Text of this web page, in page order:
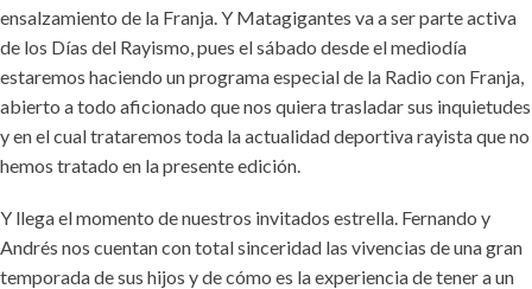
ensalzamiento de la Franja. Y Matagigantes va a ser parte activa
de los Días del Rayismo, pues el sábado desde el mediodía
estaremos haciendo un programa especial de la Radio con Franja,
abierto a todo aficionado que nos quiera trasladar sus inquietudes
y en el cual trataremos toda la actualidad deportiva rayista que no
hemos tratado en la presente edición.
Y llega el momento de nuestros invitados estrella. Fernando y
Andrés nos cuentan con total sinceridad las vivencias de una gran
temporada de sus hijos y de cómo es la experiencia de tener a un